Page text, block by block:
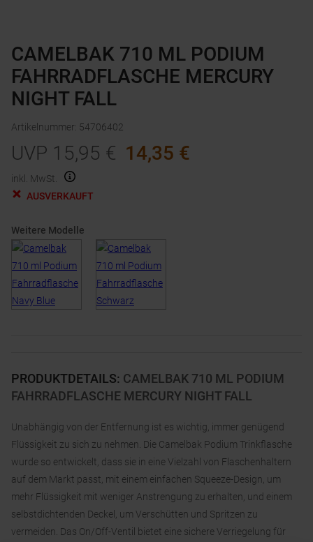
PRODUKTDETAILS: CAMELBAK 710 ML PODIUM
FAHRRADFLASCHE MERCURY NIGHT FALL
Unabhängig von der Entfernung ist es wichtig, immer genügend
Flüssigkeit zu sich zu nehmen. Die Camelbak Podium Trinkflasche
wurde so entwickelt, dass sie in eine Vielzahl von Flaschenhaltern
auf dem Markt passt, mit einem einfachen Squeeze-Design, um
mehr Flüssigkeit mit weniger Anstrengung zu erhalten, und einem
selbstdichtenden Deckel, um Verschütten und Spritzen zu
vermeiden. Das On/Off-Ventil bietet eine sichere Verriegelung für
CAMELBAK 710 ML PODIUM
FAHRRADFLASCHE MERCURY
NIGHT FALL
Artikelnummer: 54706402
UVP 15,95 € 14,35 €
inkl. MwSt.
AUSVERKAUFT
Weitere Modelle